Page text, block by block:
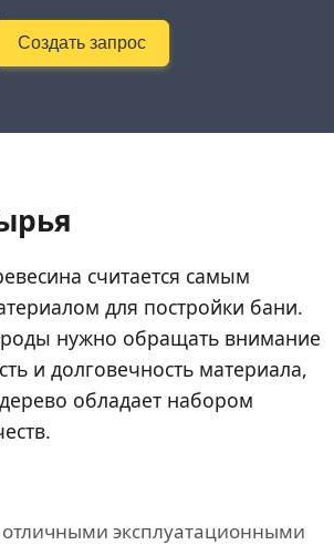
Создать запрос
считается самым
для постройки бани.
нужно обращать внимание
и долговечность материала,
обладает набором
отличными эксплуатационными